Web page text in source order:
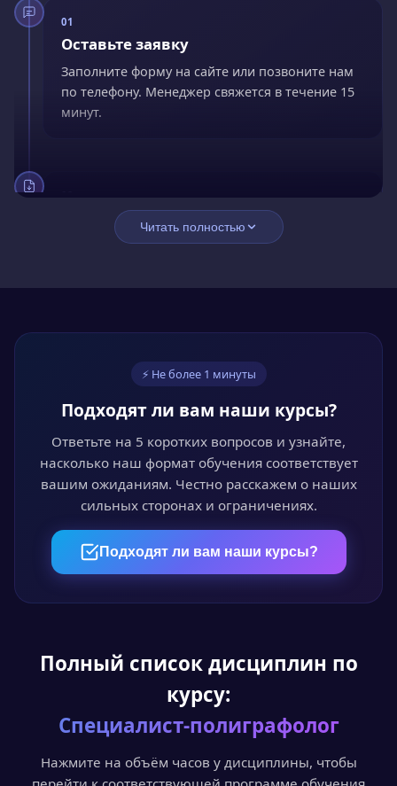
01
Оставьте заявку
Заполните форму на сайте или позвоните нам
по телефону. Менеджер свяжется в течение 15
минут.
02
Заключите договор
Подпишите договор онлайн. Оплатите сразу со
переплат.
Обучайтесь онлайн
Проходите курс в личном кабинете в удобное
время. Лекции, видео и тесты доступны 24/7.
Пройдите аттестацию
Итоговый онлайн-тест или выпускная
Получите документ
Диплом или удостоверение установленного
Читать полностью
⚡ Не более 1 минуты
Подходят ли вам наши курсы?
Ответьте на 5 коротких вопросов и узнайте,
насколько наш формат обучения соответствует
вашим ожиданиям. Честно расскажем о наших
сильных сторонах и ограничениях.
Подходят ли вам наши курсы?
Полный список дисциплин по
курсу:
Специалист-полиграфолог
Нажмите на объём часов у дисциплины, чтобы